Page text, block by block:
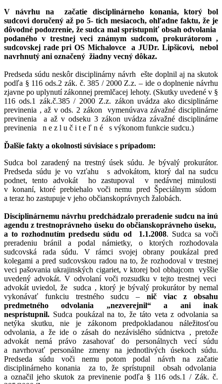
V návrhu na začatie disciplinárneho konania, ktorý bol
sudcovi doručený až po 5- tich mesiacoch, ohľadne faktu, že je
dôvodné podozrenie, že sudca mal sprístupniť obsah odvolania
podaného v trestnej veci známym sudcom, prokurátorom ,
sudcovskej rade pri OS Michalovce a JUDr. Lipšicovi, nebol
navrhnutý ani označený žiadny vecný dôkaz.
Predseda súdu neskôr disciplinárny návrh ešte doplnil aj na skutok
podľa § 116 ods.2 zák. č. 385 / 2000 Z.z. – ide o doplnenie návrhu
zjavne po uplynutí zákonnej premlčacej lehoty. (Skutky uvedené v §
116 ods.1 zák.č.385 / 2000 Z.z. zákon uvádza ako dicsiplinárne
previnenia , až v ods. 2 zákon vymenúvava závažné disciplinárne
previnenia a až v odseku 3 zákon uvádza závažné disciplinárne
previnenia n e z l u č i t e ľ n é s výkonom funkcie sudcu.)
Ďalšie fakty a okolnosti súvisiace s prípadom:
Sudca bol zaradený na trestný úsek súdu. Je bývalý prokurátor.
Predseda súdu je vo vzťahu s advokátom, ktorý dal na sudcu
podnet, tento advokát ho zastupoval v nedávnej minulosti
v konaní, ktoré prebiehalo voči nemu pred Špeciálnym súdom
a teraz ho zastupuje v jeho občianskoprávnych žalobách.
Disciplinárnemu návrhu predchádzalo preradenie sudcu na inú
agendu z trestnoprávneho úseku do občianskoprávneho úseku,
a to rozhodnutím predsedu súdu od 1.1.2008. Sudca sa voči
preradeniu bránil a podal námietky, o ktorých rozhodovala
sudcovská rada súdu. V rámci svojej obrany poukázal pred
kolegami a pred sudcovskou radou na to, že rozhodoval v trestnej
veci pašovania ukrajinských cigariet, v ktorej bol obhajcom vyššie
uvedený advokát. V odvolaní voči rozsudku v tejto trestnej veci
advokát uviedol, že sudca , ktorý je bývalý prokurátor by nemal
vykonávať funkciu trestného sudcu – nič viac z obsahu
predmetného odvolania „nezverejnil“ a ani inak
nesprístupnil. Sudca poukázal na to, že táto veta z odvolania sa
netýka skutku, nie je zákonom predpokladanou náležitosťou
odvolania, a že ide o zásah do nezávislého súdnictva , pretože
advokát nemá právo zasahovať do personálnych vecí súdu
a navrhovať personálne zmeny na jednotlivých úsekoch súdu.
Predseda súdu voči nemu potom podal návrh na začatie
disciplinárneho konania za to, že sprístupnil obsah odvolania
a označil jeho skutok za previnenie podľa § 116 ods.1 / Zák. č.